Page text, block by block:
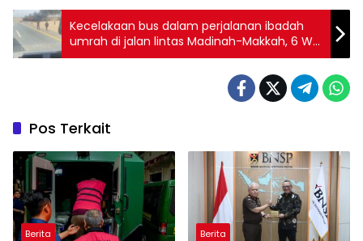
Kecelakaan bus dalam perjalanan ibadah
umrah di jalan lintas Madinah-Makkah, 6 WNI
Meninggal Dunia
Pos Terkait
Berita Berita